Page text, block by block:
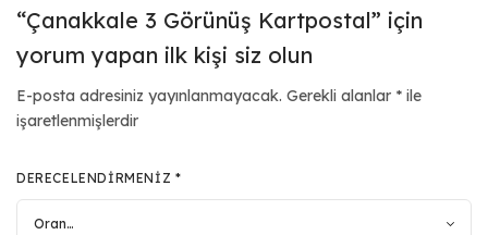
“Çanakkale 3 Görünüş Kartpostal” için
yorum yapan ilk kişi siz olun
E-posta adresiniz yayınlanmayacak. Gerekli alanlar * ile
işaretlenmişlerdir
DERECELENDIRMENIZ *